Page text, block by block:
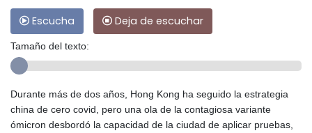
Escucha Deja de escuchar
Tamaño del texto:
Durante más de dos años, Hong Kong ha seguido la estrategia
china de cero covid, pero una ola de la contagiosa variante
ómicron desbordó la capacidad de la ciudad de aplicar pruebas,